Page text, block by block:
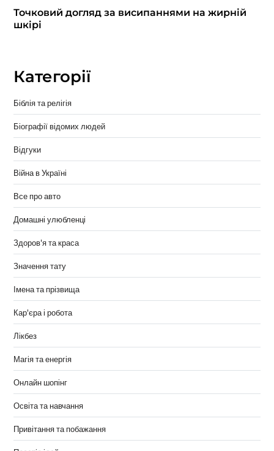
Точковий догляд за висипаннями на жирній
шкірі
Категорії
Біблія та релігія
Біографії відомих людей
Відгуки
Війна в Україні
Все про авто
Домашні улюбленці
Здоров'я та краса
Значення тату
Імена та прізвища
Кар'єра і робота
Лікбез
Магія та енергія
Онлайн шопінг
Освіта та навчання
Привітання та побажання